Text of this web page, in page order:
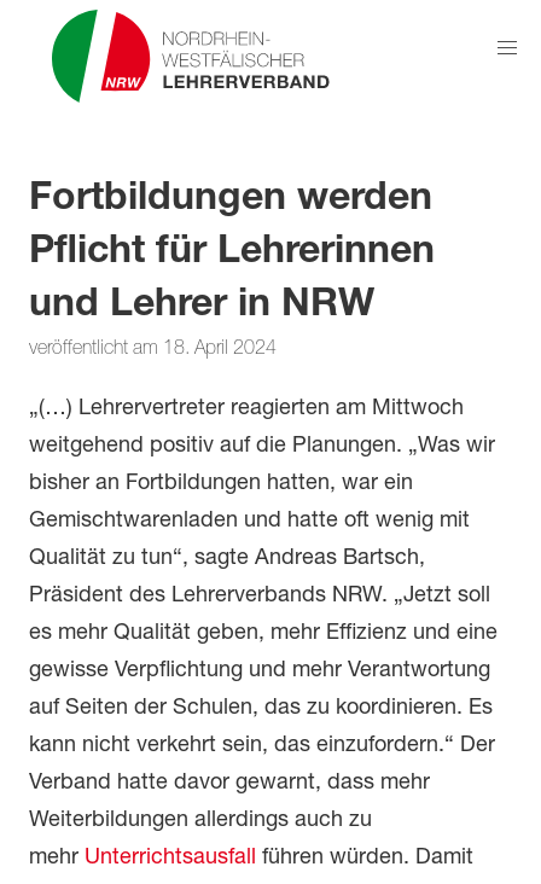
Fortbildungen werden
Pflicht für Lehrerinnen
und Lehrer in NRW
veröffentlicht am 18. April 2024
„(…) Lehrervertreter reagierten am Mittwoch
weitgehend positiv auf die Planungen. „Was wir
bisher an Fortbildungen hatten, war ein
Gemischtwarenladen und hatte oft wenig mit
Qualität zu tun“, sagte Andreas Bartsch,
Präsident des Lehrerverbands NRW. „Jetzt soll
es mehr Qualität geben, mehr Effizienz und eine
gewisse Verpflichtung und mehr Verantwortung
auf Seiten der Schulen, das zu koordinieren. Es
kann nicht verkehrt sein, das einzufordern.“ Der
Verband hatte davor gewarnt, dass mehr
Weiterbildungen allerdings auch zu
mehr Unterrichtsausfall führen würden. Damit